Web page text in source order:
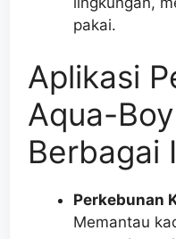
pakai.
Aplikasi
Aqua-
Berbagai
Perkebunan
Memantau